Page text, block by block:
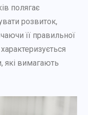
полягає
розвиток,
її правильної
які вимагають